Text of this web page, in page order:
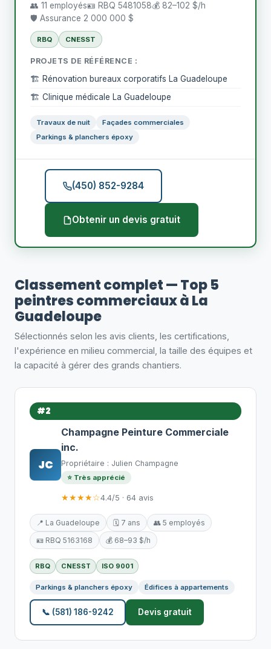
👥 11 employés🪪 RBQ 5481058💰 82–102 $/h
🛡️ Assurance 2 000 000 $
RBQ CNESST
PROJETS DE RÉFÉRENCE :
🏗️ Rénovation bureaux corporatifs La Guadeloupe
🏗️ Clinique médicale La Guadeloupe
Travaux de nuit
Façades commerciales
Parkings & planchers époxy
(450) 852-9284
Obtenir un devis gratuit
Classement complet — Top 5
peintres commerciaux à La
Guadeloupe
Sélectionnés selon les avis clients, les certifications,
l'expérience en milieu commercial, la taille des équipes et
la capacité à gérer des grands chantiers.
#2
JC
Champagne Peinture Commerciale
inc.
Propriétaire : Julien Champagne
⭐ Très apprécié
★★★★☆4.4/5 · 64 avis
📍 La Guadeloupe 🗓️ 7 ans
👥 5 employés
🪪 RBQ 5163168
💰 68–93 $/h
RBQ CNESST ISO 9001
Parkings & planchers époxy Édifices à appartements
📞 (581) 186-9242 Devis gratuit